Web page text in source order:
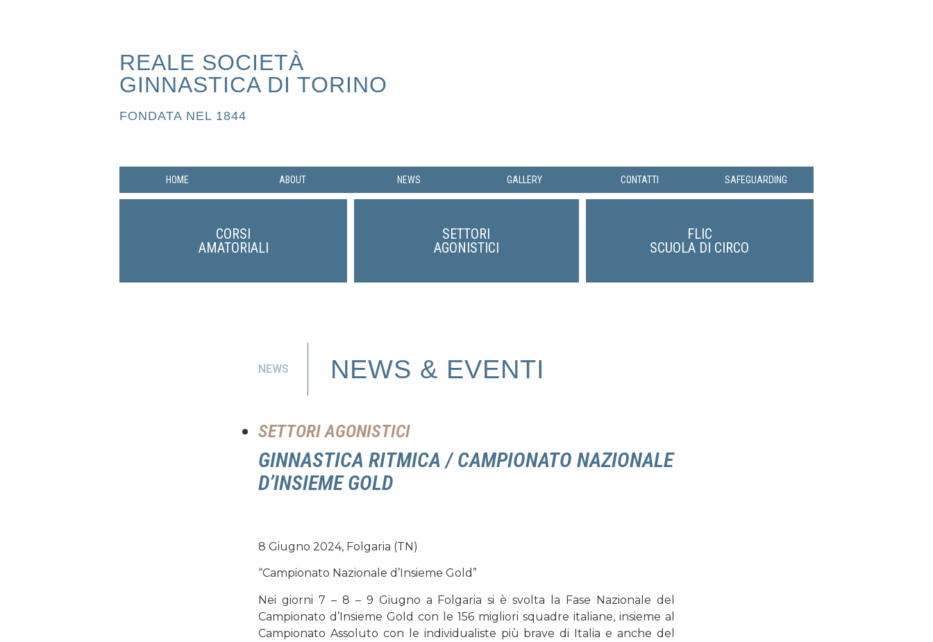
REALE SOCIETÀ
GINNASTICA DI TORINO
FONDATA NEL 1844
HOME ABOUT NEWS GALLERY CONTATTI SAFEGUARDING
CORSI
AMATORIALI
SETTORI
AGONISTICI
FLIC
SCUOLA DI CIRCO
NEWS NEWS & EVENTI
SETTORI AGONISTICI
GINNASTICA RITMICA / CAMPIONATO NAZIONALE
D’INSIEME GOLD
8 Giugno 2024, Folgaria (TN)
“Campionato Nazionale d’Insieme Gold”
Nei giorni 7 – 8 – 9 Giugno a Folgaria si è svolta la Fase Nazionale del
Campionato d’Insieme Gold con le 156 migliori squadre italiane, insieme al
Campionato Assoluto con le individualiste più brave di Italia e anche del